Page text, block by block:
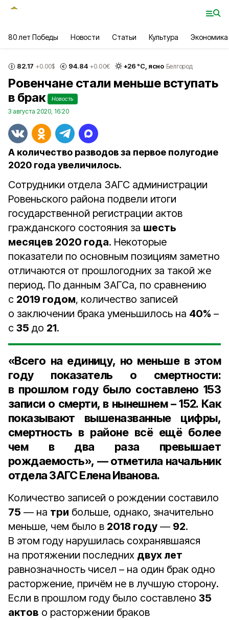
80 лет Победы Новости Статьи Культура Экономика
82.17 +0.00$ 94.84 +0.00€ +26 °С, ясно Белгород
Ровенчане стали меньше вступать
в брак
Новость
3 августа 2020, 16:20
А количество разводов за первое полугодие
2020 года увеличилось.
Сотрудники отдела ЗАГС администрации
Ровеньского района подвели итоги
государственной регистрации актов
гражданского состояния за шесть
месяцев 2020 года. Некоторые
показатели по основным позициям заметно
отличаются от прошлогодних за такой же
период. По данным ЗАГСа, по сравнению
с 2019 годом, количество записей
о заключении брака уменьшилось на 40% –
с 35 до 21.
«Всего на единицу, но меньше в этом
году показатель о смертности:
в прошлом году было составлено 153
записи о смерти, в нынешнем –152. Как
показывают вышеназванные цифры,
смертность в районе всё ещё более
чем в два раза превышает
рождаемость», — отметила начальник
отдела ЗАГС Елена Иванова.
Количество записей о рождении составило
75 — на три больше, однако, значительно
меньше, чем было в 2018 году — 92.
В этом году нарушилась сохранявшаяся
на протяжении последних двух лет
равнозначность чисел – на один брак одно
расторжение, причём не в лучшую сторону.
Если в прошлом году было составлено 35
актов о расторжении браков